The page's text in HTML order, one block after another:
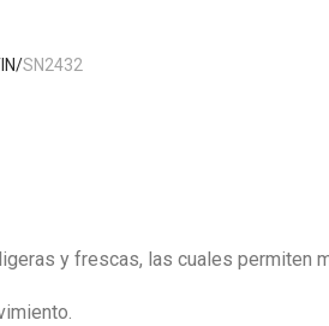
/SN2432
y frescas, las cuales permiten